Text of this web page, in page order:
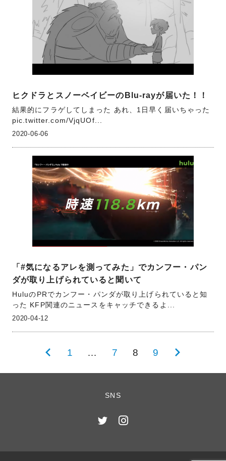
ヒクドラとスノーベイビーのBlu-rayが届いた！！
結果的にフラゲしてしまった あれ、1日早く届いちゃった
pic.twitter.com/VjqUOf...
2020-06-06
「#気になるアレを測ってみた」でカンフー・パン
ダが取り上げられていると聞いて
HuluのPRでカンフー・パンダが取り上げられていると知
った KFP関連のニュースをキャッチできるよ...
2020-04-12
送
前1 … 7 8 9
次
SNS